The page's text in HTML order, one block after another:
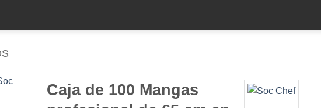
Caja de 100 Mangas